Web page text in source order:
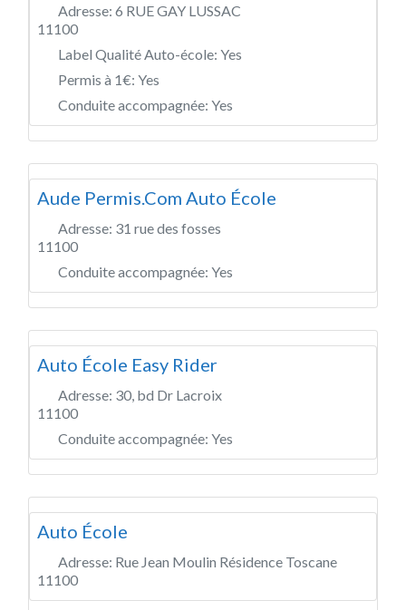
Adresse: 6 RUE GAY LUSSAC
11100
Label Qualité Auto-école: Yes
Permis à 1€: Yes
Conduite accompagnée: Yes
Aude Permis.Com Auto École
Adresse: 31 rue des fosses
11100
Conduite accompagnée: Yes
Auto École Easy Rider
Adresse: 30, bd Dr Lacroix
11100
Conduite accompagnée: Yes
Auto École
Adresse: Rue Jean Moulin Résidence Toscane
11100